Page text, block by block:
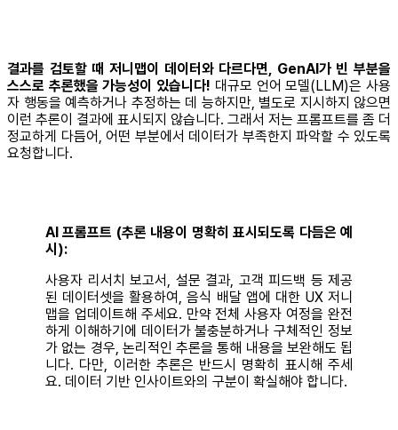
결과를 검토할 때 저니맵이 데이터와 다르다면, GenAI가 빈 부분을
스스로 추론했을 가능성이 있습니다! 대규모 언어 모델(LLM)은 사용
자 행동을 예측하거나 추정하는 데 능하지만, 별도로 지시하지 않으면
이런 추론이 결과에 표시되지 않습니다. 그래서 저는 프롬프트를 좀 더
정교하게 다듬어, 어떤 부분에서 데이터가 부족한지 파악할 수 있도록
요청합니다.
AI 프롬프트 (추론 내용이 명확히 표시되도록 다듬은 예
시):
사용자 리서치 보고서, 설문 결과, 고객 피드백 등 제공
된 데이터셋을 활용하여, 음식 배달 앱에 대한 UX 저니
맵을 업데이트해 주세요. 만약 전체 사용자 여정을 완전
하게 이해하기에 데이터가 불충분하거나 구체적인 정보
가 없는 경우, 논리적인 추론을 통해 내용을 보완해도 됩
니다. 다만, 이러한 추론은 반드시 명확히 표시해 주세
요. 데이터 기반 인사이트와의 구분이 확실해야 합니다.